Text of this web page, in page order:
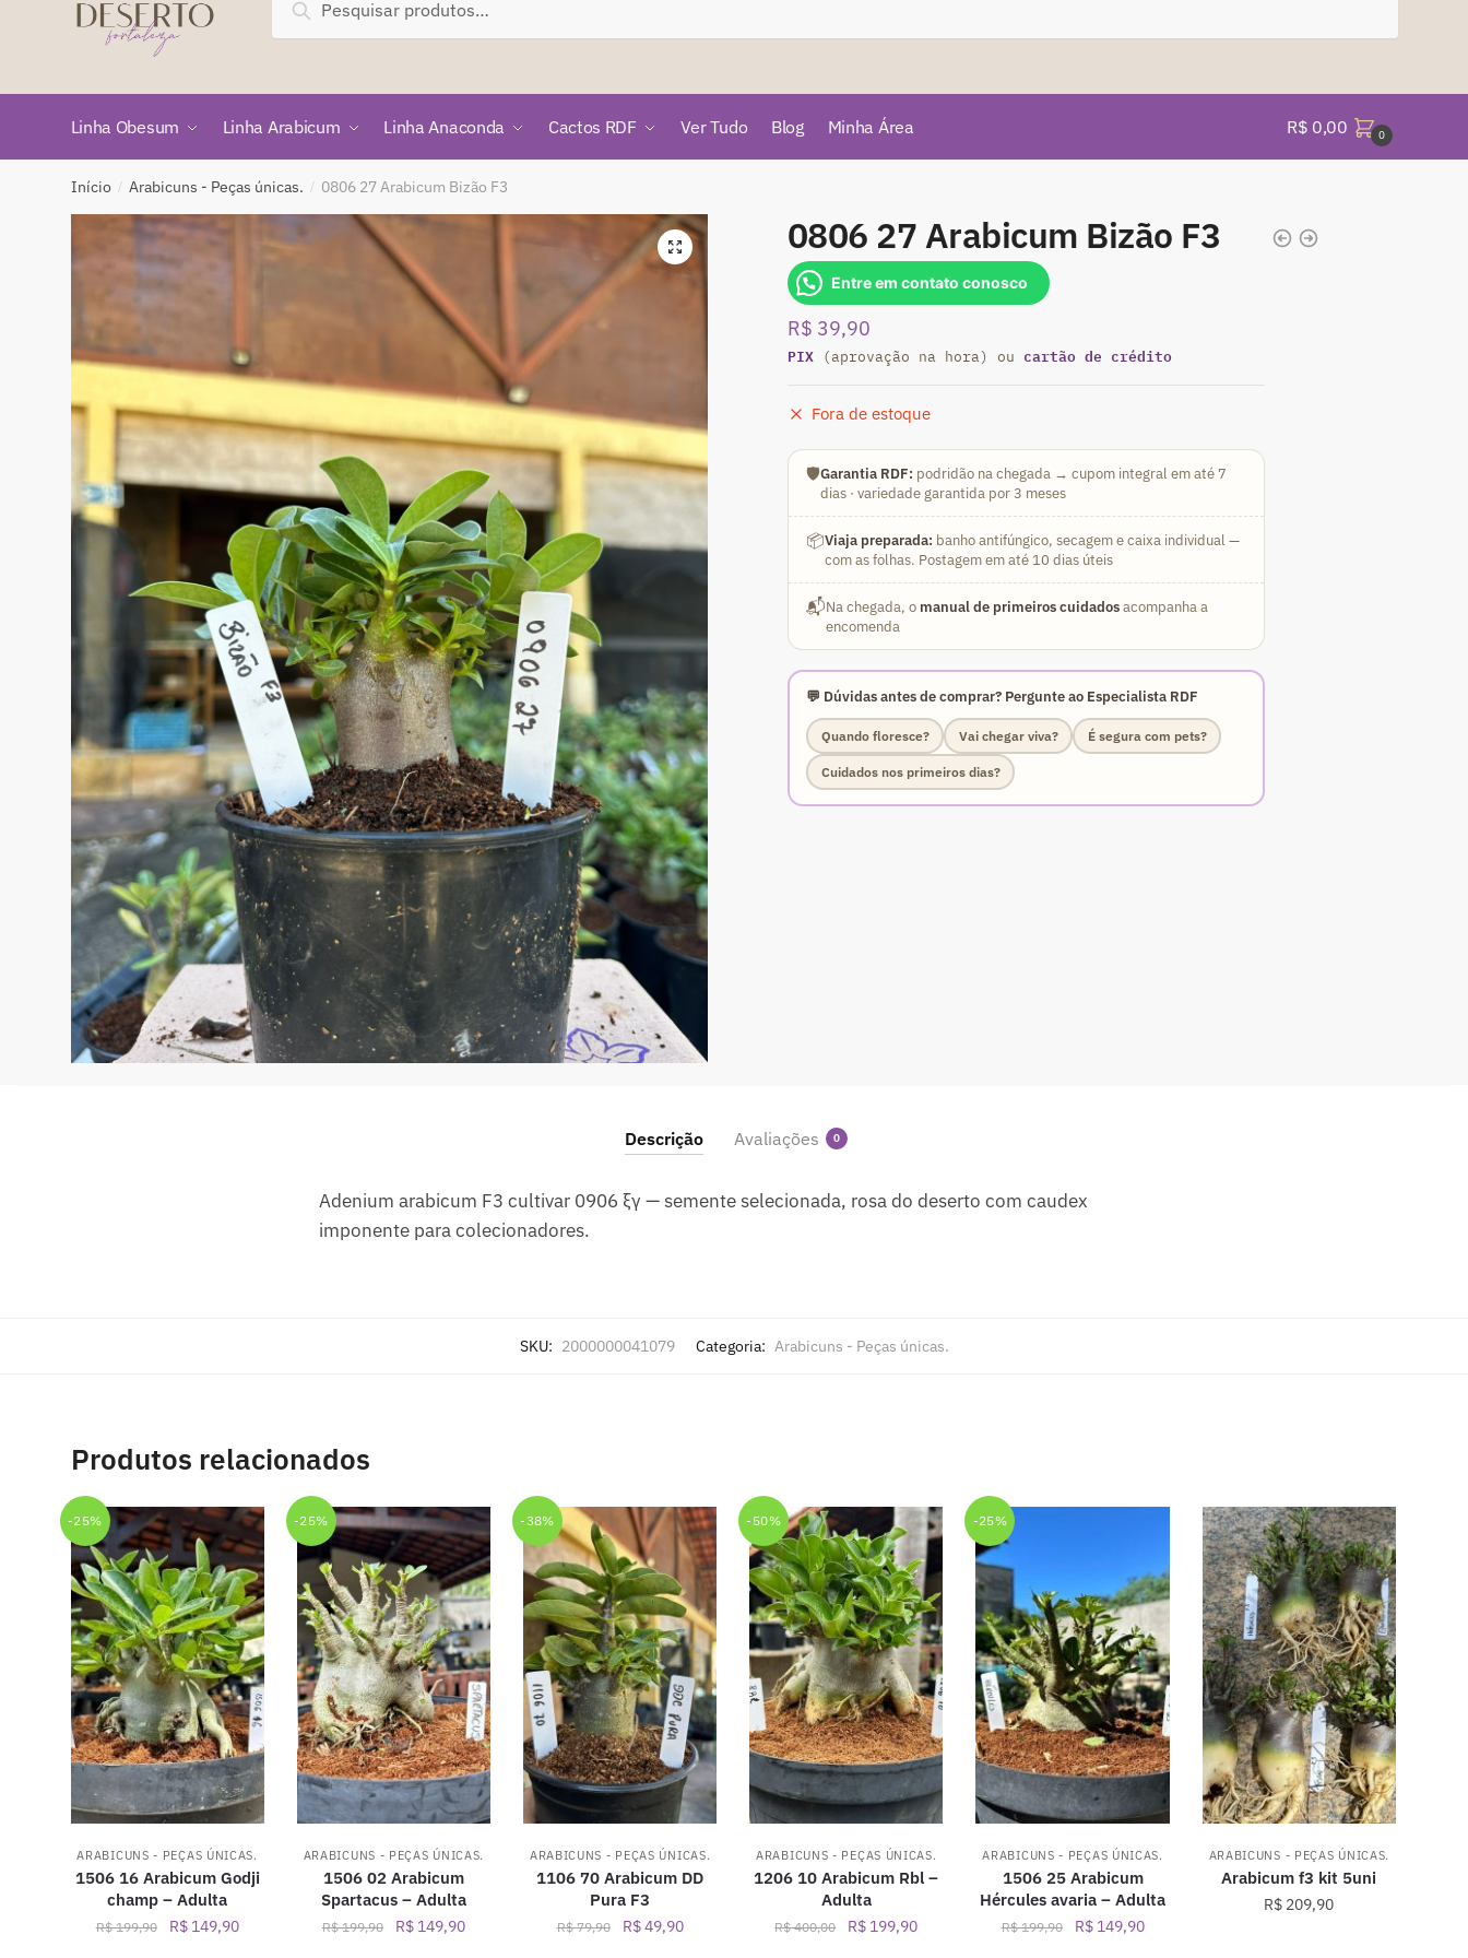
por:
Pesquisar
Linha Obesum Linha Arabicum Linha Anaconda Cactos RDF Ver Tudo Blog Minha Área R$ 0,00 0
Início / Arabicuns - Peças únicas. / 0806 27 Arabicum Bizão F3
🔍 0806 27 Arabicum Bizão F3
Entre em contato conosco
R$ 39,90
PIX(aprovação na hora) ou cartão de crédito
Fora de estoque
🛡️Garantia RDF: podridão na chegada → cupom integral em até 7
dias · variedade garantida por 3 meses
📦Viaja preparada: banho antifúngico, secagem e caixa individual —
com as folhas. Postagem em até 10 dias úteis
📬Na chegada, o manual de primeiros cuidadosacompanha a
encomenda
💬 Dúvidas antes de comprar? Pergunte ao Especialista RDF
Quando floresce? Vai chegar viva? É segura com pets?
Cuidados nos primeiros dias?
Descrição Avaliações 0
Adenium arabicum F3 cultivar 0906 ξγ — semente selecionada, rosa do deserto com caudex
imponente para colecionadores.
SKU: 2000000041079 Categoria: Arabicuns - Peças únicas.
Produtos relacionados
-25%
ARABICUNS - PEÇAS ÚNICAS.
1506 16 Arabicum Godji
champ – Adulta
R$199,90
O
R$149,90O
-25%
ARABICUNS - PEÇAS ÚNICAS.
1506 02 Arabicum
Spartacus – Adulta
R$199,90
O
R$149,90O
-38%
ARABICUNS - PEÇAS ÚNICAS.
1106 70 Arabicum DD
Pura F3
R$79,90
O
R$49,90O
-50%
ARABICUNS - PEÇAS ÚNICAS.
1206 10 Arabicum Rbl –
Adulta
R$400,00
O
R$ 199,90O
-25%
ARABICUNS - PEÇAS ÚNICAS.
1506 25 Arabicum
Hércules avaria – Adulta
R$199,90
O
R$149,90O
ARABICUNS - PEÇAS ÚNICAS.
Arabicum f3 kit 5uni
R$ 209,90